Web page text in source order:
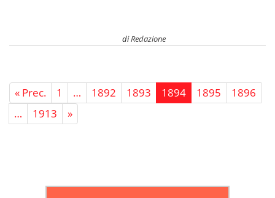
diRedazione
« Prec. 1 … 1892 1893 1894 1895
1896
…
1913 »